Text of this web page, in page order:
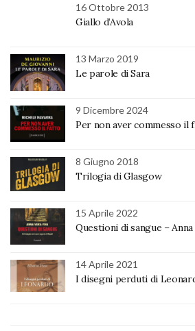
16 Ottobre 2013
Giallo d’Avola
13 Marzo 2019
Le parole di Sara
9 Dicembre 2024
Per non aver commesso il
8 Giugno 2018
Trilogia di Glasgow
15 Aprile 2022
Questioni di sangue – Anna
14 Aprile 2021
I disegni perduti di